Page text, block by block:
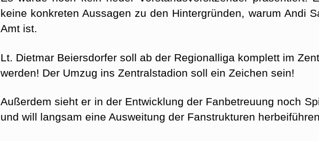
keine konkreten Aussagen zu den Hintergründen, warum Andi
Amt ist.
Lt. Dietmar Beiersdorfer soll ab der Regionalliga komplett im
werden! Der Umzug ins Zentralstadion soll ein Zeichen sein!
Außerdem sieht er in der Entwicklung der Fanbetreuung noch
und will langsam eine Ausweitung der Fanstrukturen